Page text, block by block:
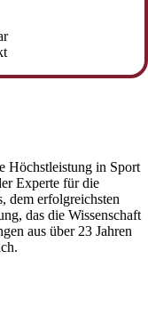
Höchstleistung in Sport
Experte für die
dem erfolgreichsten
das die Wissenschaft
aus über 23 Jahren